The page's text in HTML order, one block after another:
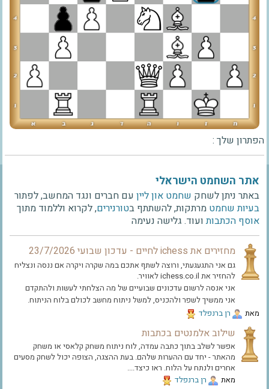
אתר השחמט הישראלי
באתר ניתן לשחק שחמט און ליין עם חברים ונגד המחשב, לפתור
בעיות שחמט מרתקות, להשתתף בטורנירים, לקרוא וללמוד מתוך
אוסף הכתבותועוד. גלישה נעימה
מחזירים את ichess לחיים - עדכון שבועי 23/7/2026
גם אני התגעגעתי, ורוצה לשתף אתכם במה שקרה ויקרה אם ננסה ונצליח
להחזיר את ichess.co.il לאוויר.
אני אנסה לרשום עדכונים שבועיים של מה הצלחתי לעשות ולהתקדם
אני ממשיך לשפר ולהכניס, למשל ניתוח מחשב לכולם בלוח הניתוח.
תקראו למטה
מאת ‫רן ברנפלד‬
שילוב אלמנטים בכתבות
אפשר לשלב בתוך כתבה עמדה, לוח ניתוח משחק קלאסי או משחק
מהאתר - יחד עם ההערות שלהם. בעת ההצגה, הצופה יכול לשחק מסעים
אחרים ולנתח על הלוח. ראו כיצד....
מאת
‫רן ברנפלד‬
הפתרון שלך :